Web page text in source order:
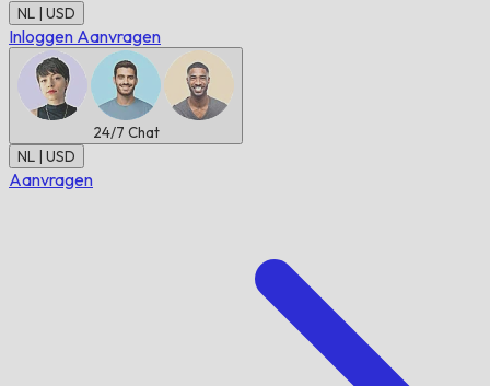
NL | USD
Inloggen Aanvragen
24/7 Chat
NL | USD
Aanvragen